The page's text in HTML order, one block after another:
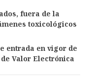
fuera de la
toxicológicos
entrada en vigor de
Valor Electrónica